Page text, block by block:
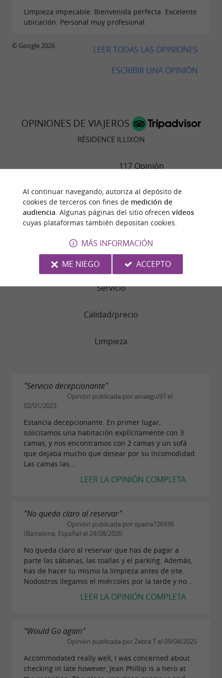
Limpieza impecable. Bienvenida perfecta. Excelente
ubicación. Personal muy profesional.
LEER TODAS LAS OPINIONES
ESCRIBIR UNA OPINIÓN
© Google 2026
OPINIONES DE VIAJEROS
RÉSIDENCE ILLIXON
117 Opinión
RESUMEN DE OPINIONES
Ubicación
Habitaciones
Servicio
Calidad/precio
Limpieza
"Servicio decepcionante"
Opinión publicada por ainaegui97 el
02/01/2023
Estancia decepcionante. En primer lugar,
solicitamos una habitación explícitamente con 3
camas, y nos encontramos con 2 camas y un sofá
que dejaba mucho que desear por su incomodidad.
Las camas las...
LEER LA OPINIÓN COMPLETA
"No queda claro al reservar"
Opinión publicada por sparra726936
(Barcelona, España) el 24/08/2020
No queda claro al reservar que has de pagar a
parte las sábanas, las toallas y el parking. Además,
has de hacer tu mismo la limpieza antes de irte.
Nodostros llegamis el miércoles por la tarde y no...
LEER LA OPINIÓN COMPLETA
"Would Go again"
Opinión publicada por Zebra T el 09/04/2025
Accommodated really well, I was concerned about
checking in late however, Jean Phillip is a hero at
Al continuar navegando, autoriza al depósito de
cookies de terceros con fines de medición de
audiencia . Algunas páginas del sitio ofrecen vídeos
cuyas plataformas también depositan cookies.
MÁS INFORMACIÓN
ME NIEGO
ACCEPTO